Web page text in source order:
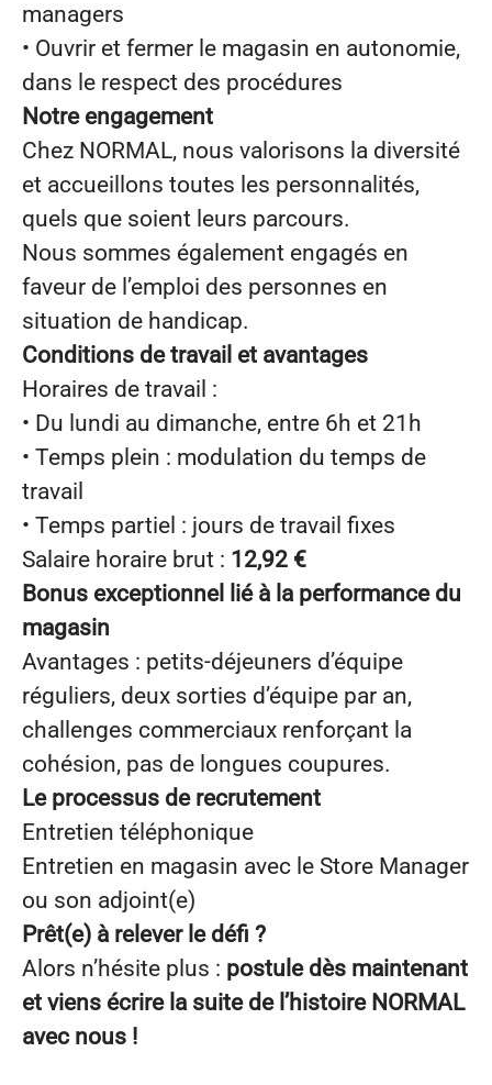
managers
• Ouvrir et fermer le magasin en autonomie,
dans le respect des procédures
Notre engagement
Chez NORMAL, nous valorisons la diversité
et accueillons toutes les personnalités,
quels que soient leurs parcours.
Nous sommes également engagés en
faveur de l’emploi des personnes en
situation de handicap.
Conditions de travail et avantages
Horaires de travail :
• Du lundi au dimanche, entre 6h et 21h
• Temps plein : modulation du temps de
travail
• Temps partiel : jours de travail fixes
Salaire horaire brut : 12,92 €
Bonus exceptionnel lié à la performance du
magasin
Avantages : petits-déjeuners d’équipe
réguliers, deux sorties d’équipe par an,
challenges commerciaux renforçant la
cohésion, pas de longues coupures.
Le processus de recrutement
Entretien téléphonique
Entretien en magasin avec le Store Manager
ou son adjoint(e)
Prêt(e) à relever le défi ?
Alors n’hésite plus : postule dès maintenant
et viens écrire la suite de l’histoire NORMAL
avec nous !